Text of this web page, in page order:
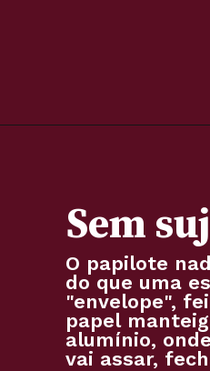
O papilote
do que uma
"envelope",
papel
alumínio,
vai assar,
Sem